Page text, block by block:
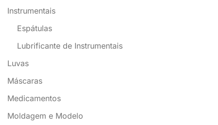
Instrumentais
Espátulas
Lubrificante de Instrumentais
Luvas
Máscaras
Medicamentos
Moldagem e Modelo